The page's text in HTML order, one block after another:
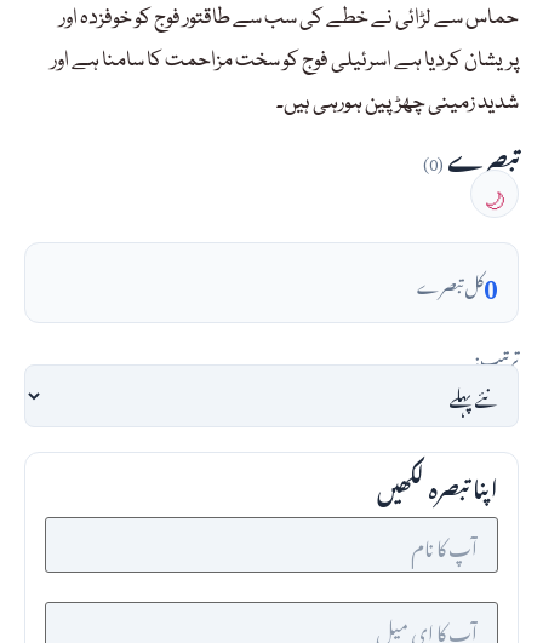
حماس سے لڑائی نے خطے کی سب سے طاقتور فوج کو خوفزدہ اور
پریشان کردیا ہے اسرئیلی فوج کو سخت مزاحمت کا سامنا ہے اور
شدید زمینی چھڑپین ہورہی ہیں۔
تبصرے(0)
🌙
0کل تبصرے
ترتیب:
اپنا تبصرہ لکھیں